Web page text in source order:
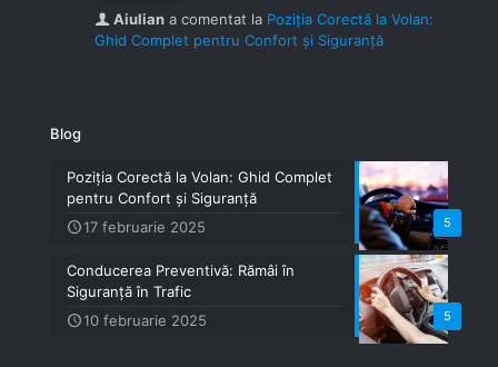
Aiulian a comentat la Poziția Corectă la Volan:
Ghid Complet pentru Confort și Siguranță
Blog
5
Poziția Corectă la Volan: Ghid Complet
pentru Confort și Siguranță
17 februarie 2025
5
Conducerea Preventivă: Rămâi în
Siguranță în Trafic
10 februarie 2025